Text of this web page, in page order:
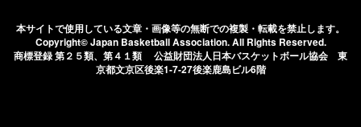
本サイトで使用している文章・画像等の無断での複製・転載を禁止します。
Copyright© Japan Basketball Association.All Rights Reserved.
商標登録 第２５類、第４１類 公益財団法人日本バスケットボール協会 東
京都文京区後楽1-7-27後楽鹿島ビル6階